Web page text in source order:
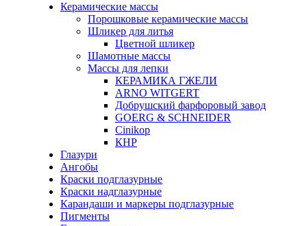
Керамические массы
Порошковые керамические массы
Шликер для литья
Цветной шликер
Шамотные массы
Массы для лепки
КЕРАМИКА ГЖЕЛИ
ARNO WITGERT
Добрушский фарфоровый завод
GOERG & SCHNEIDER
Cinikop
КНР
Глазури
Ангобы
Краски подглазурные
Краски надглазурные
Карандаши и маркеры подглазурные
Пигменты